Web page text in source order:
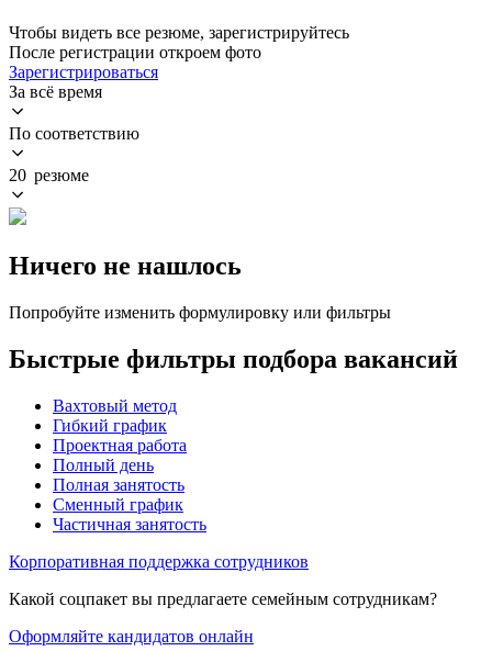
Чтобы видеть все резюме, зарегистрируйтесь
После регистрации откроем фото
Зарегистрироваться
За всё время
По соответствию
20 резюме
Ничего не нашлось
Попробуйте изменить формулировку или фильтры
Быстрые фильтры подбора вакансий
Вахтовый метод
Гибкий график
Проектная работа
Полный день
Полная занятость
Сменный график
Частичная занятость
Корпоративная поддержка сотрудников
Какой соцпакет вы предлагаете семейным сотрудникам?
Оформляйте кандидатов онлайн